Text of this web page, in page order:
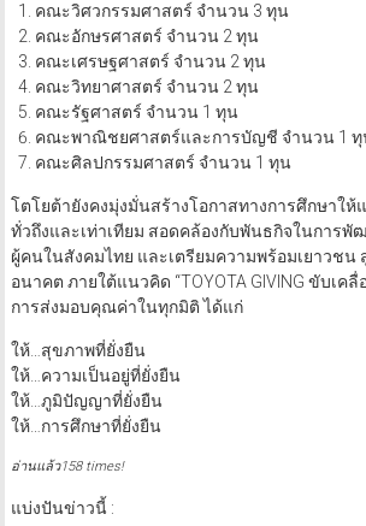
คณะวิศวกรรมศาสตร์ จำนวน 3 ทุน
คณะอักษรศาสตร์ จำนวน 2 ทุน
คณะเศรษฐศาสตร์ จำนวน 2 ทุน
คณะวิทยาศาสตร์ จำนวน 2 ทุน
คณะรัฐศาสตร์ จำนวน 1 ทุน
คณะพาณิชยศาสตร์และการบัญชี จำนวน 1
คณะศิลปกรรมศาสตร์ จำนวน 1 ทุน
โตโยต้ายังคงมุ่งมั่นสร้างโอกาสทางการศึกษาใ
ทั่วถึงและเท่าเทียม สอดคล้องกับพันธกิจในการ
ผู้คนในสังคมไทย และเตรียมความพร้อมเยาวชน
อนาคต ภายใต้แนวคิด “TOYOTA GIVING ขับเค
การส่งมอบคุณค่าในทุกมิติ ได้แก่
ให้…สุขภาพที่ยั่งยืน
ให้…ความเป็นอยู่ที่ยั่งยืน
ให้…ภูมิปัญญาที่ยั่งยืน
ให้…การศึกษาที่ยั่งยืน
อ่านแล้ว158 times!
แบ่งปันข่าวนี้ :